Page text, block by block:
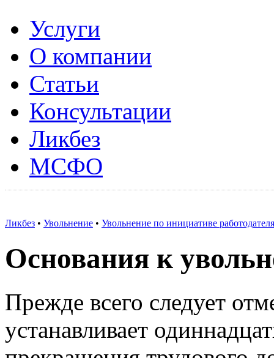
Услуги
О компании
Статьи
Консультации
Ликбез
МСФО
Ликбез • Увольнение • Увольнение по инициативе
Основания к
Прежде всего следует
устанавливает